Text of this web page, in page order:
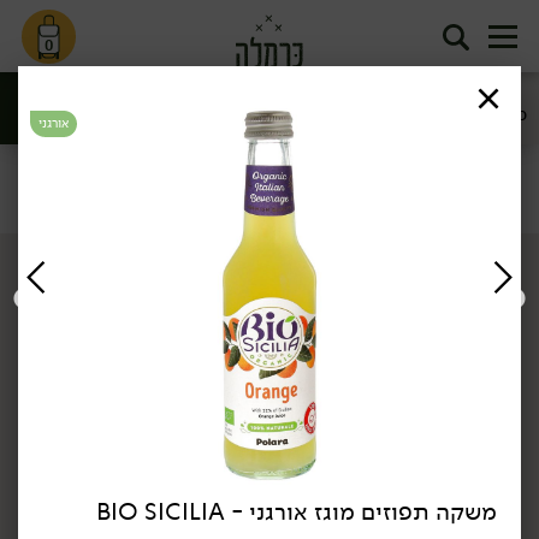
0
מים וסודה
בריאות
סינון
משקאות מוגזים
אורגני
משקה תפוזים מוגז אורגני - BIO SICILIA